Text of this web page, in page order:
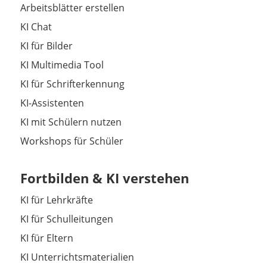
Arbeitsblätter erstellen
KI Chat
KI für Bilder
KI Multimedia Tool
KI für Schrifterkennung
KI-Assistenten
KI mit Schülern nutzen
Workshops für Schüler
Fortbilden & KI verstehen
KI für Lehrkräfte
KI für Schulleitungen
KI für Eltern
KI Unterrichtsmaterialien